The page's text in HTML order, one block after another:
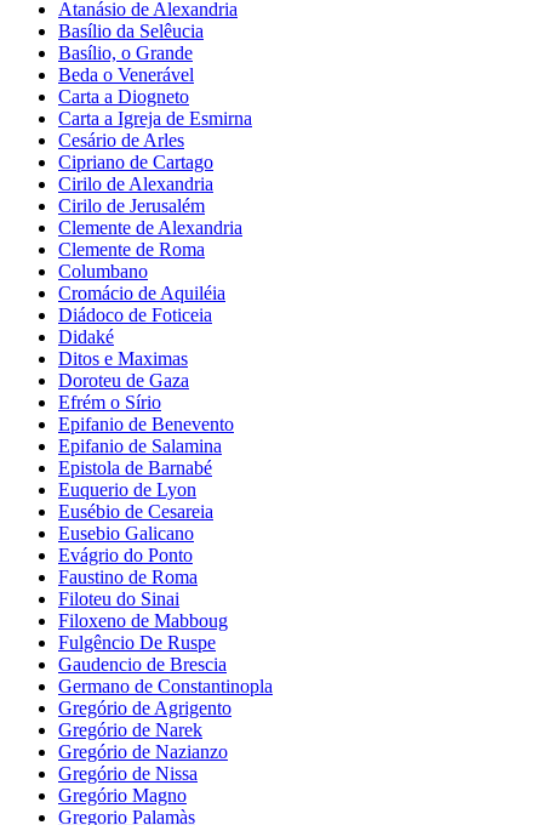
Atanásio de Alexandria
Basílio da Selêucia
Basílio, o Grande
Beda o Venerável
Carta a Diogneto
Carta a Igreja de Esmirna
Cesário de Arles
Cipriano de Cartago
Cirilo de Alexandria
Cirilo de Jerusalém
Clemente de Alexandria
Clemente de Roma
Columbano
Cromácio de Aquiléia
Diádoco de Foticeia
Didaké
Ditos e Maximas
Doroteu de Gaza
Efrém o Sírio
Epifanio de Benevento
Epifanio de Salamina
Epistola de Barnabé
Euquerio de Lyon
Eusébio de Cesareia
Eusebio Galicano
Evágrio do Ponto
Faustino de Roma
Filoteu do Sinai
Filoxeno de Mabboug
Fulgêncio De Ruspe
Gaudencio de Brescia
Germano de Constantinopla
Gregório de Agrigento
Gregório de Narek
Gregório de Nazianzo
Gregório de Nissa
Gregório Magno
Gregorio Palamàs